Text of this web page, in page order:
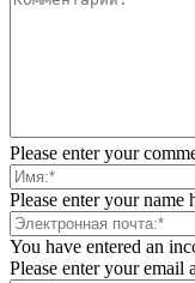
Please enter your
Please enter your name
You have entered an
Please enter your email